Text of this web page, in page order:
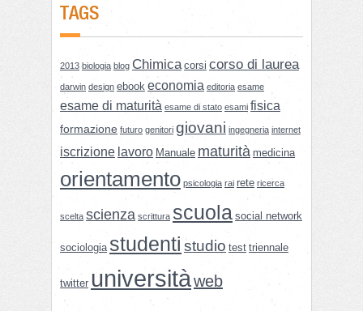
TAGS
2013 biologia blog Chimica corsi corso di laurea
darwin design ebook economia editoria esame
esame di maturità esame di stato esami fisica
formazione futuro genitori giovani ingegneria internet
iscrizione lavoro Manuale maturità medicina
orientamento psicologia rai rete ricerca
scelta scienza scrittura scuola social network
sociologia studenti studio test triennale
twitter universitàweb